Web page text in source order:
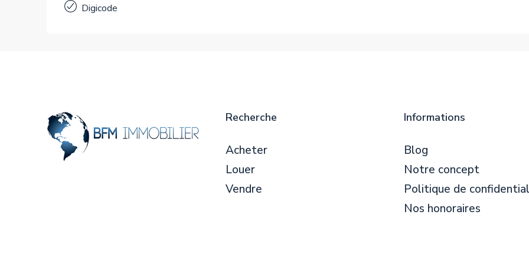
Digicode
Recherche
Acheter
Louer
Vendre
Informations
Blog
Notre concept
Politique de
Nos honoraires